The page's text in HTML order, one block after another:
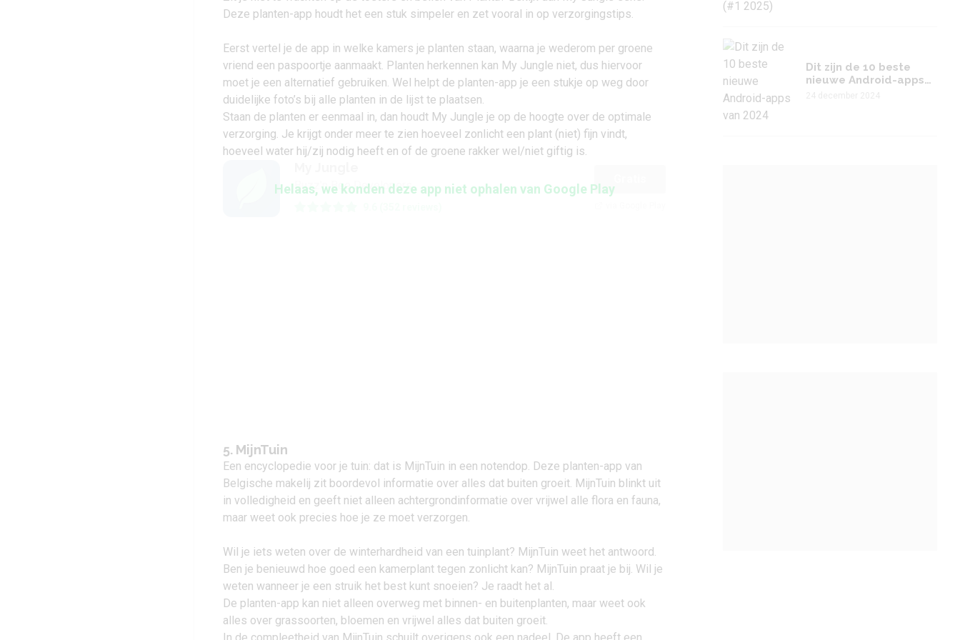
Deze planten-app houdt het een stuk simpeler en zet vooral in op verzorgingstips.
Eerst vertel je de app in welke kamers je planten staan, waarna je wederom per groene
vriend een paspoortje aanmaakt. Planten herkennen kan My Jungle niet, dus hiervoor
moet je een alternatief gebruiken. Wel helpt de planten-app je een stukje op weg door
duidelijke foto’s bij alle planten in de lijst te plaatsen.
Staan de planten er eenmaal in, dan houdt My Jungle je op de hoogte over de optimale
verzorging. Je krijgt onder meer te zien hoeveel zonlicht een plant (niet) fijn vindt,
hoeveel water hij/zij nodig heeft en of de groene rakker wel/niet giftig is.
Buzz'n Bee Developers
Helaas, we konden deze app niet ophalen van Google Play
5. MijnTuin
Een encyclopedie voor je tuin: dat is MijnTuin in een notendop. Deze planten-app van
Belgische makelij zit boordevol informatie over alles dat buiten groeit. MijnTuin blinkt uit
in volledigheid en geeft niet alleen achtergrondinformatie over vrijwel alle flora en fauna,
maar weet ook precies hoe je ze moet verzorgen.
Wil je iets weten over de winterhardheid van een tuinplant? MijnTuin weet het antwoord.
Ben je benieuwd hoe goed een kamerplant tegen zonlicht kan? MijnTuin praat je bij. Wil je
weten wanneer je een struik het best kunt snoeien? Je raadt het al.
De planten-app kan niet alleen overweg met binnen- en buitenplanten, maar weet ook
alles over grassoorten, bloemen en vrijwel alles dat buiten groeit.
Dit zijn de 10 beste
nieuwe Android-apps